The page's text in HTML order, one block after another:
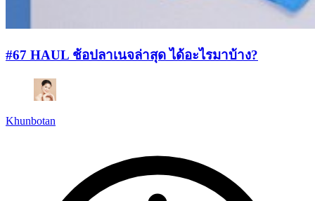
#67 HAUL ช้อปลาเนจล่าสุด ได้อะไรมาบ้าง?
Khunbotan